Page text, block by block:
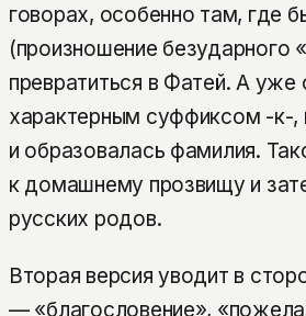
говорах, особенно там, где
(произношение безударного
превратиться в Фатей. А
характерным суффиксом -к-
и образовалась фамилия.
к домашнему прозвищу и
русских родов.
Вторая версия уводит в
— «благословение»,